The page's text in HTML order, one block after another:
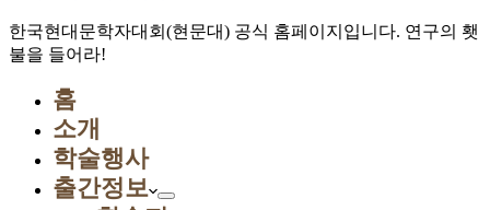
한국현대문학자대회(현문대) 공식 홈페이지입니다. 연구의 횃
불을 들어라!
홈
소개
학술행사
출간정보